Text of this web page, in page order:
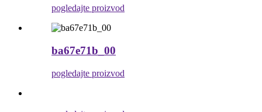
pogledajte proizvod
ba67e71b_00
pogledajte proizvod